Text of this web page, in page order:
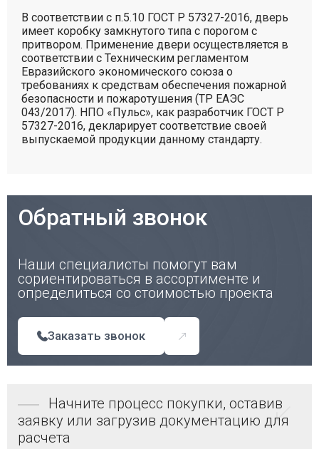
В соответствии с п.5.10 ГОСТ Р 57327-2016, дверь
имеет коробку замкнутого типа с порогом с
притвором. Применение двери осуществляется в
соответствии с Техническим регламентом
Евразийского экономического союза о
требованиях к средствам обеспечения пожарной
безопасности и пожаротушения (ТР ЕАЭС
043/2017). НПО «Пульс», как разработчик ГОСТ Р
57327-2016, декларирует соответствие своей
выпускаемой продукции данному стандарту.
Обратный звонок
Наши специалисты помогут вам
сориентироваться в ассортименте и
определиться со стоимостью проекта
Заказать звонок
Начните процесс покупки, оставив
заявку или загрузив документацию для
расчета